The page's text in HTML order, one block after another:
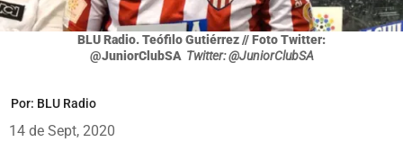
BLU Radio. Teófilo Gutiérrez // Foto Twitter:
@JuniorClubSA Twitter: @JuniorClubSA
Por: BLU Radio
14 de Sept, 2020